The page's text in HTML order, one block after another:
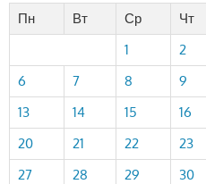
Пн
Вт Ср Чт
1
2
6
7 8 9
13
14 15 16
20
21 22 23
27
28 29 30